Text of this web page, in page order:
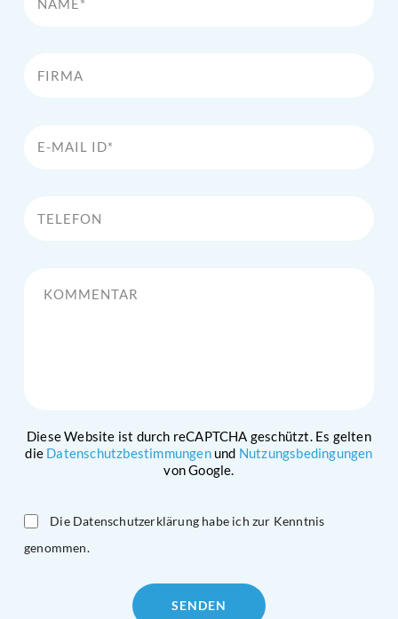
Diese Website ist durch reCAPTCHA geschützt. Es gelten
die Datenschutzbestimmungenund Nutzungsbedingungen
von Google.
Die Datenschutzerklärung habe ich zur Kenntnis
genommen.